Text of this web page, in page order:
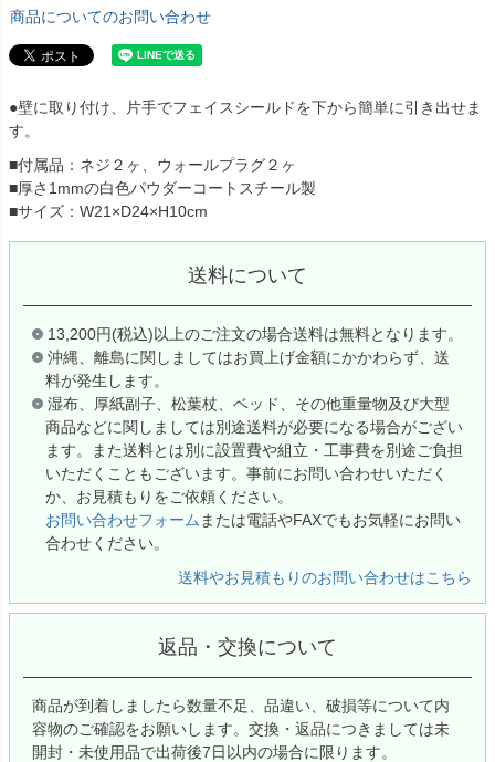
パクリーナー
リハビリ・トレーニング
商品についてのお問い合わせ
●壁に取り付け、片手でフェイスシールドを下から簡単に引き出せま
す。
■付属品：ネジ２ヶ、ウォールプラグ２ヶ
■厚さ1mmの白色パウダーコートスチール製
■サイズ：W21×D24×H10cm
送料について
13,200円(税込)以上のご注文の場合送料は無料となります。
沖縄、離島に関しましてはお買上げ金額にかかわらず、送
料が発生します。
湿布、厚紙副子、松葉杖、ベッド、その他重量物及び大型
商品などに関しましては別途送料が必要になる場合がござい
ます。また送料とは別に設置費や組立・工事費を別途ご負担
いただくこともございます。事前にお問い合わせいただく
か、お見積もりをご依頼ください。
お問い合わせフォーム または電話やFAXでもお気軽にお問い
合わせください。
送料やお見積もりのお問い合わせはこちら
返品・交換について
商品が到着しましたら数量不足、品違い、破損等について内
容物のご確認をお願いします。交換・返品につきましては未
開封・未使用品で出荷後7日以内の場合に限ります。